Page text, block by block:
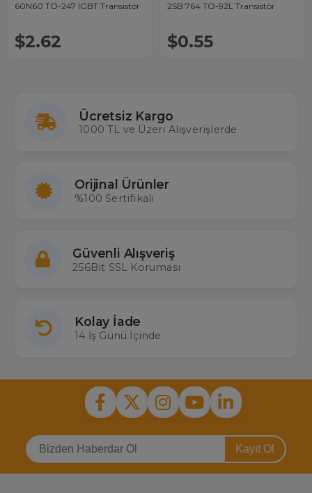
60N60 TO-247 IGBT Transistör
$2.62
2SB 764 TO-92L Transistör
$0.55
Ücretsiz Kargo
1000 TL ve Üzeri Alışverişlerde
Orijinal Ürünler
%100 Sertifikalı
Güvenli Alışveriş
256Bit SSL Koruması
Kolay İade
14 İş Günü İçinde
Kayıt Ol